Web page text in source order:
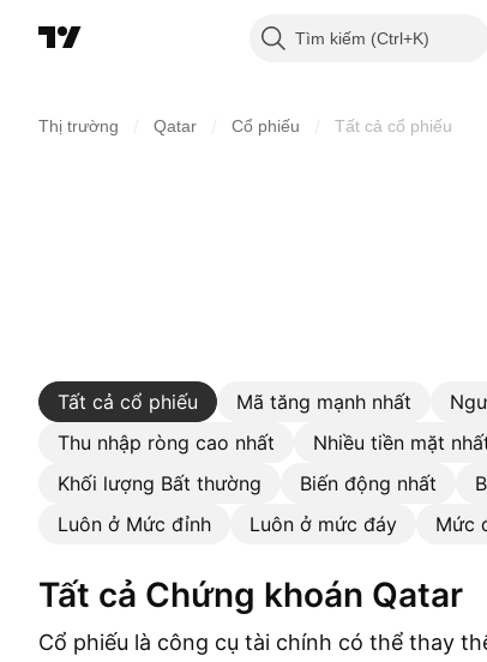
Tìm kiếm
Thị trường Qatar Cổ phiếu Tất cả cổ phiếu
Tất cả cổ phiếu Mã tăng mạnh nhất
Thu nhập ròng cao nhất
Nhiều tiền mặt
Khối lượng Bất thường
Biến động nhất
Luôn ở Mức đỉnh
Luôn ở mức đáy Mức
Tất cả Chứng khoán Qatar
Cổ phiếu là công cụ tài chính có thể thay